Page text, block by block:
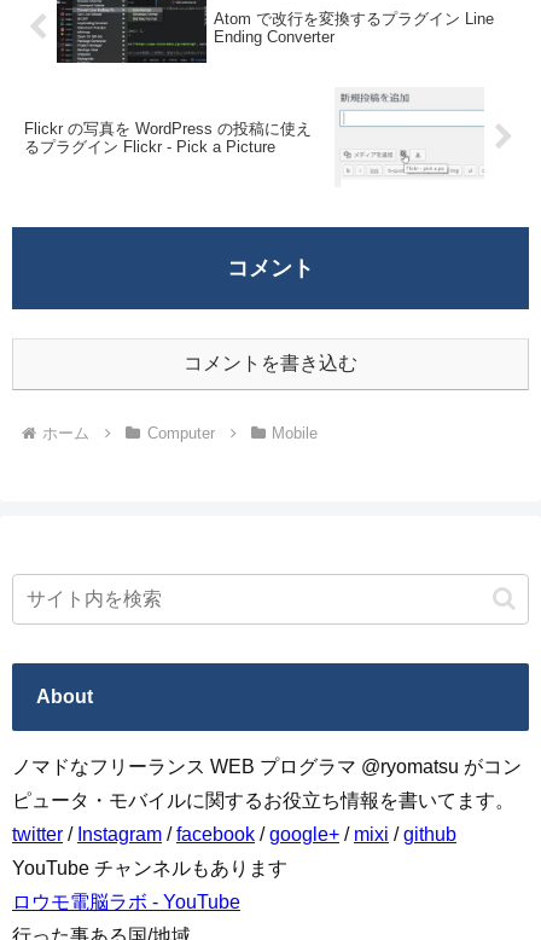
Atom で改行を変換するプラグイン Line
Ending Converter
Flickr の写真を WordPress の投稿に使え
るプラグイン Flickr - Pick a Picture
コメント
コメントを書き込む
ホーム Computer Mobile
About
ノマドなフリーランス WEB プログラマ @ryomatsu がコン
ピュータ・モバイルに関するお役立ち情報を書いてます。
twitter / Instagram /facebook /google+ / mixi /github
YouTube チャンネルもあります
ロウモ電脳ラボ - YouTube
行った事ある国/地域